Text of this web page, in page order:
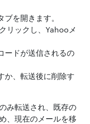
ブを開きます。
リックし、Yahooメ
ードが送信されるの
か、転送後に削除す
み転送され、既存の
、現在のメールを移